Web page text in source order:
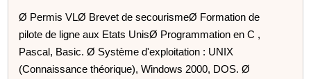
Ø Permis VLØ Brevet de secourismeØ Formation de
pilote de ligne aux Etats UnisØ Programmation en C ,
Pascal, Basic. Ø Système d'exploitation : UNIX
(Connaissance théorique), Windows 2000, DOS. Ø